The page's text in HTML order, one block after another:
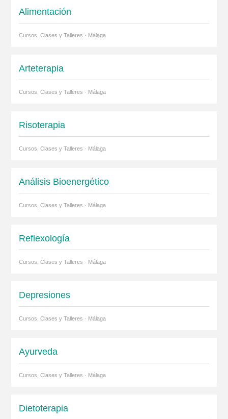
Alimentación
Cursos, Clases y Talleres · Málaga
Arteterapia
Cursos, Clases y Talleres · Málaga
Risoterapia
Cursos, Clases y Talleres · Málaga
Análisis Bioenergético
Cursos, Clases y Talleres · Málaga
Reflexología
Cursos, Clases y Talleres · Málaga
Depresiones
Cursos, Clases y Talleres · Málaga
Ayurveda
Cursos, Clases y Talleres · Málaga
Dietoterapia